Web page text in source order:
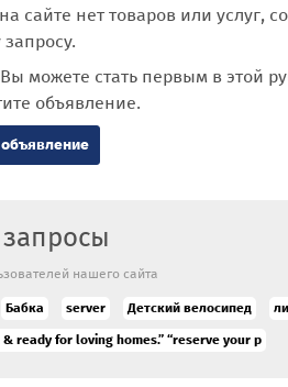
сайте нет товаров или услуг,
можете стать первым в этой
объявление.
нашего сайта
Бабка server Детский велосипед
ready for loving homes.” “reserve your p